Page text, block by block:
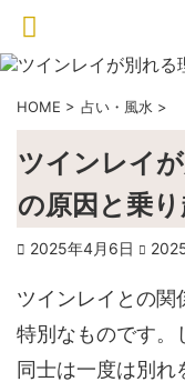
HOME > 占い・風水 >
ツインレイ
の原因と乗
2025年4月6日
ツインレイとの関
特別なものです。
同士は一度は別